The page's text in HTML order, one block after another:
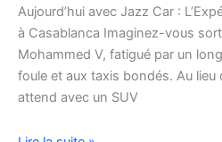
Aujourd’hui avec Jazz Car :
à Casablanca Imaginez-vous
Mohammed V, fatigué par un
foule et aux taxis bondés. Au lieu
attend avec un SUV